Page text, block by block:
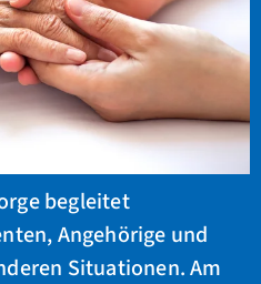
begleitet
Angehörige und
Situationen. Am